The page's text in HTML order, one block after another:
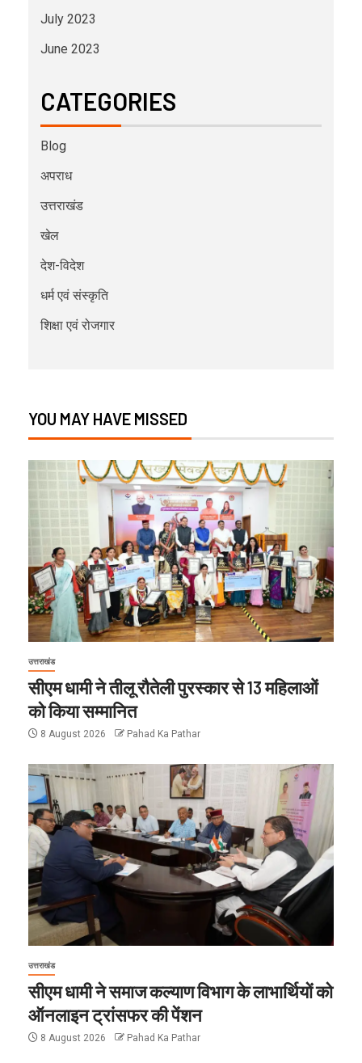
July 2023
June 2023
CATEGORIES
Blog
अपराध
उत्तराखंड
खेल
देश-विदेश
धर्म एवं संस्कृति
शिक्षा एवं रोजगार
YOU MAY HAVE MISSED
उत्तराखंड
सीएम धामी ने तीलू रौतेली पुरस्कार से 13 महिलाओं
को किया सम्मानित
8 August 2026 Pahad Ka Pathar
उत्तराखंड
सीएम धामी ने समाज कल्याण विभाग के लाभार्थियों को
ऑनलाइन ट्रांसफर की पेंशन
8 August 2026 Pahad Ka Pathar